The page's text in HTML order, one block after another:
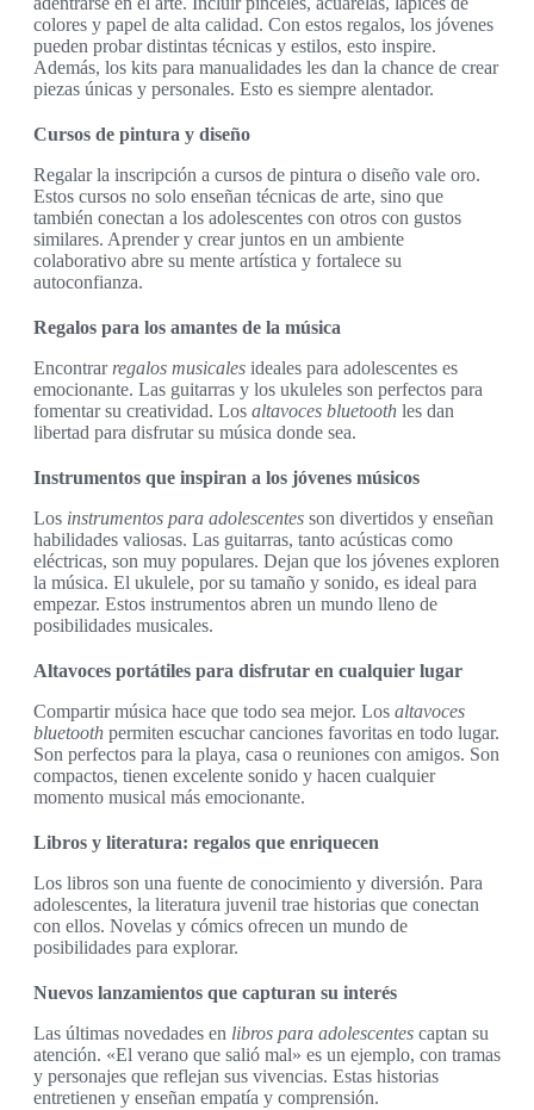
colores y papel de alta calidad. Con estos regalos, los jóvenes
pueden probar distintas técnicas y estilos, esto inspire.
Además, los kits para manualidades les dan la chance de crear
piezas únicas y personales. Esto es siempre alentador.
Cursos de pintura y diseño
Regalar la inscripción a cursos de pintura o diseño vale oro.
Estos cursos no solo enseñan técnicas de arte, sino que
también conectan a los adolescentes con otros con gustos
similares. Aprender y crear juntos en un ambiente
colaborativo abre su mente artística y fortalece su
autoconfianza.
Regalos para los amantes de la música
Encontrar regalos musicales ideales para adolescentes es
emocionante. Las guitarras y los ukuleles son perfectos para
fomentar su creatividad. Los altavoces bluetooth les dan
libertad para disfrutar su música donde sea.
Instrumentos que inspiran a los jóvenes músicos
Los instrumentos para adolescentes son divertidos y enseñan
habilidades valiosas. Las guitarras, tanto acústicas como
eléctricas, son muy populares. Dejan que los jóvenes exploren
la música. El ukulele, por su tamaño y sonido, es ideal para
empezar. Estos instrumentos abren un mundo lleno de
posibilidades musicales.
Altavoces portátiles para disfrutar en cualquier lugar
Compartir música hace que todo sea mejor. Los altavoces
bluetooth permiten escuchar canciones favoritas en todo lugar.
Son perfectos para la playa, casa o reuniones con amigos. Son
compactos, tienen excelente sonido y hacen cualquier
momento musical más emocionante.
Libros y literatura: regalos que enriquecen
Los libros son una fuente de conocimiento y diversión. Para
adolescentes, la literatura juvenil trae historias que conectan
con ellos. Novelas y cómics ofrecen un mundo de
posibilidades para explorar.
Nuevos lanzamientos que capturan su interés
Las últimas novedades en libros para adolescentes captan su
atención. «El verano que salió mal» es un ejemplo, con tramas
y personajes que reflejan sus vivencias. Estas historias
entretienen y enseñan empatía y comprensión.